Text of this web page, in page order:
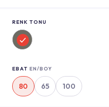
RENK TONU
EBAT EN/BOY
80 65 100